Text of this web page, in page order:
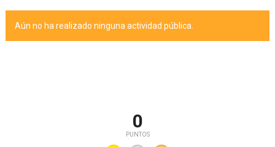
Aún no ha realizado ninguna actividad pública.
0
PUNTOS